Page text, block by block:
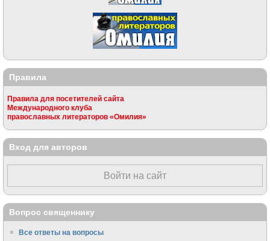
Правила
Правила для посетителей сайта
Международного клуба
православных литераторов «Омилия»
Вход для авторов
Войти на сайт
Вопрос священнику
Все ответы на вопросы